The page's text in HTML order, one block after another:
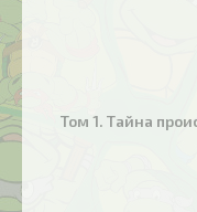
Том 1. Тайна